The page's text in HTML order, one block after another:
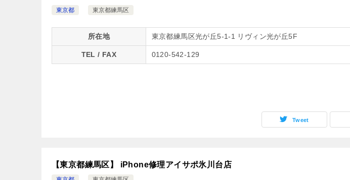
東京都 東京都練馬区
所在地 東京都練馬区光が丘5-1-1 リヴィン光が丘5F
TEL / FAX 0120-542-129
Tweet
【東京都練馬区】 iPhone修理アイサポ氷川台店